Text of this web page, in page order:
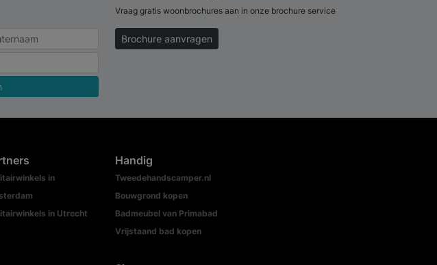
Vraag gratis woonbrochures aan in onze brochure service
Brochure aanvragen
in
in Utrecht
Handig
Tweedehandscamper.nl
Bouwgrond kopen
Badmeubel van Primabad
Vrijstaand bad kopen